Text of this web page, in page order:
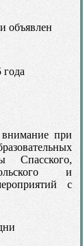
объявлен
внимание при
Спасского,
и
с